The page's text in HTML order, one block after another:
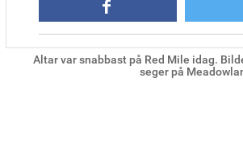
Altar var snabbast på Red Mile idag.
seger på